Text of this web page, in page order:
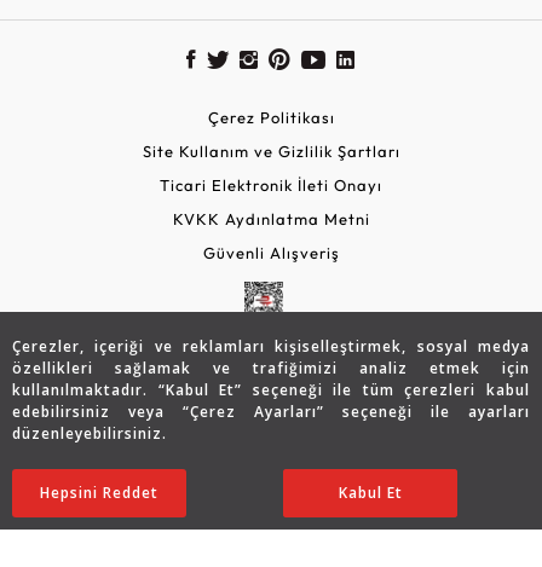
Çerezler, içeriği ve reklamları kişiselleştirmek, sosyal medya
özellikleri sağlamak ve trafiğimizi analiz etmek için
kullanılmaktadır. “Kabul Et” seçeneği ile tüm çerezleri kabul
edebilirsiniz veya “Çerez Ayarları” seçeneği ile ayarları
düzenleyebilirsiniz.
Ayarları Düzenle
Hepsini Reddet Kabul Et
40.219 TL
32.148TL SATIN ALIN
Çerez Politikası
Site Kullanım ve Gizlilik Şartları
Ticari Elektronik İleti Onayı
KVKK Aydınlatma Metni
Güvenli Alışveriş
Copyright © 2026 Assos Pırlanta - Bu sitenin tüm hakları